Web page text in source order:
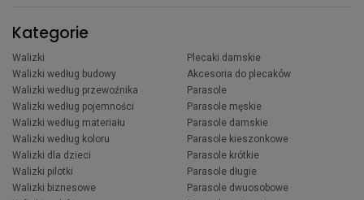
Kategorie
Walizki
Walizki według budowy
Walizki według przewoźnika
Walizki według pojemności
Walizki według materiału
Walizki według koloru
Walizki dla dzieci
Walizki pilotki
Walizki biznesowe
Plecaki damskie
Akcesoria do plecaków
Parasole
Parasole męskie
Parasole damskie
Parasole kieszonkowe
Parasole krótkie
Parasole długie
Parasole dwuosobowe